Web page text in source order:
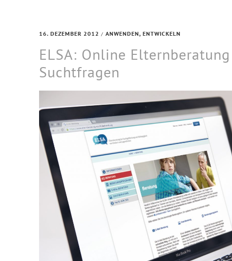
16. DEZEMBER 2012 / ANWENDEN, ENTWICKELN
ELSA: Online Elternberatung
Suchtfragen